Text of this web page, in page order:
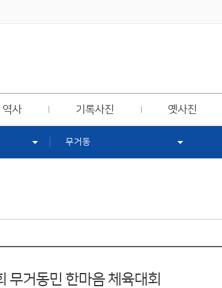
역사 기록사진 옛사진
무거동
무거동민 한마음 체육대회